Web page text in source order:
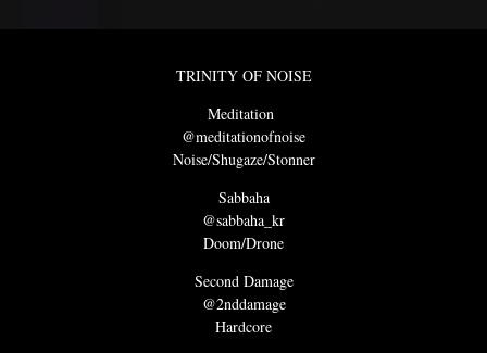
TRINITY OF NOISE
Meditation
@meditationofnoise
Noise/Shugaze/Stonner
Sabbaha
@sabbaha_kr
Doom/Drone
Second Damage
@2nddamage
Hardcore